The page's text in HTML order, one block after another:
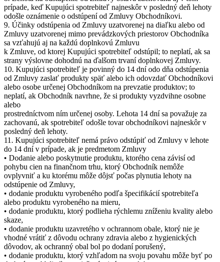
prípade, keď Kupujúci spotrebiteľ najneskôr v posledný deň lehoty
odošle oznámenie o odstúpení od Zmluvy Obchodníkovi.
9. Účinky odstúpenia od Zmluvy uzatvorenej na diaľku alebo od
Zmluvy uzatvorenej mimo prevádzkových priestorov Obchodníka
sa vzťahujú aj na každú doplnkovú Zmluvu
k Zmluve, od ktorej Kupujúci spotrebiteľ odstúpil; to neplatí, ak sa
strany výslovne dohodnú na ďalšom trvaní doplnkovej Zmluvy.
10. Kupujúci spotrebiteľ je povinný do 14 dní odo dňa odstúpenia
od Zmluvy zaslať produkty späť alebo ich odovzdať Obchodníkovi
alebo osobe určenej Obchodníkom na prevzatie produktov; to
neplatí, ak Obchodník navrhne, že si produkty vyzdvihne osobne
alebo
prostredníctvom ním určenej osoby. Lehota 14 dní sa považuje za
zachovanú, ak spotrebiteľ odošle tovar obchodníkovi najneskôr v
posledný deň lehoty.
11. Kupujúci spotrebiteľ nemá právo odstúpiť od Zmluvy v lehote
do 14 dní v prípade, ak je predmetom Zmluvy
• Dodanie alebo poskytnutie produktu, ktorého cena závisí od
pohybu cien na finančnom trhu, ktorý Obchodník nemôže
ovplyvniť a ku ktorému môže dôjsť počas plynutia lehoty na
odstúpenie od Zmluvy,
• dodanie produktu vyrobeného podľa špecifikácií spotrebiteľa
alebo produktu vyrobeného na mieru,
• dodanie produktu, ktorý podlieha rýchlemu zníženiu kvality alebo
skaze,
• dodanie produktu uzavretého v ochrannom obale, ktorý nie je
vhodné vrátiť z dôvodu ochrany zdravia alebo z hygienických
dôvodov, ak ochranný obal bol po dodaní porušený,
• dodanie produktu, ktorý vzhľadom na svoju povahu môže byť po